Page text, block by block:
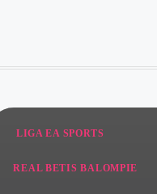
LIGA EA SPORTS
REAL BETIS BALOMPIE